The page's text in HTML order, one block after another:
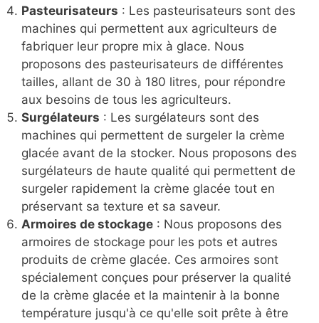
Pasteurisateurs : Les pasteurisateurs sont des
machines qui permettent aux agriculteurs de
fabriquer leur propre mix à glace. Nous
proposons des pasteurisateurs de différentes
tailles, allant de 30 à 180 litres, pour répondre
aux besoins de tous les agriculteurs.
Surgélateurs : Les surgélateurs sont des
machines qui permettent de surgeler la crème
glacée avant de la stocker. Nous proposons des
surgélateurs de haute qualité qui permettent de
surgeler rapidement la crème glacée tout en
préservant sa texture et sa saveur.
Armoires de stockage : Nous proposons des
armoires de stockage pour les pots et autres
produits de crème glacée. Ces armoires sont
spécialement conçues pour préserver la qualité
de la crème glacée et la maintenir à la bonne
température jusqu'à ce qu'elle soit prête à être